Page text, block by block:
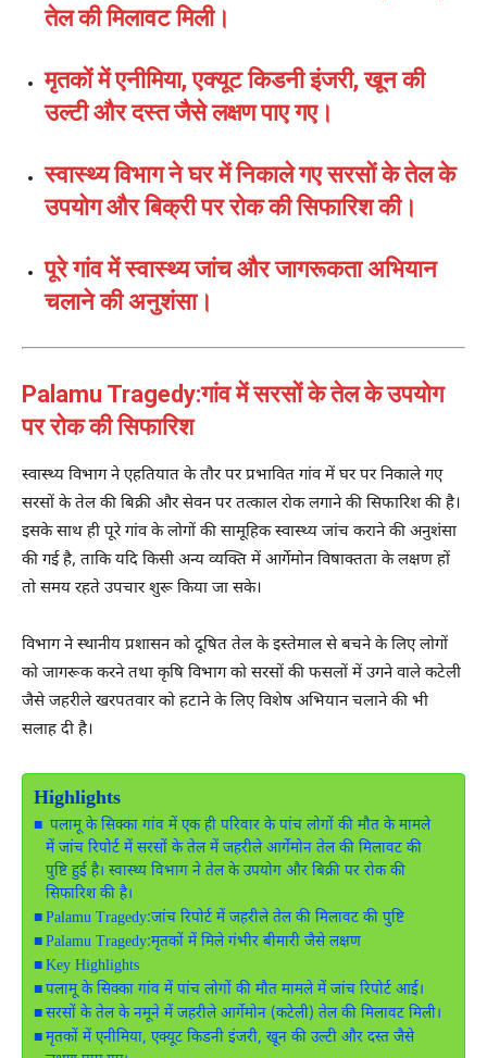
तेल की मिलावट मिली।
मृतकों में एनीमिया, एक्यूट किडनी इंजरी, खून की
उल्टी और दस्त जैसे लक्षण पाए गए।
स्वास्थ्य विभाग ने घर में निकाले गए सरसों के तेल के
उपयोग और बिक्री पर रोक की सिफारिश की।
पूरे गांव में स्वास्थ्य जांच और जागरूकता अभियान
चलाने की अनुशंसा।
Palamu Tragedy:गांव में सरसों के तेल के उपयोग
पर रोक की सिफारिश
स्वास्थ्य विभाग ने एहतियात के तौर पर प्रभावित गांव में घर पर निकाले गए
सरसों के तेल की बिक्री और सेवन पर तत्काल रोक लगाने की सिफारिश की है।
इसके साथ ही पूरे गांव के लोगों की सामूहिक स्वास्थ्य जांच कराने की अनुशंसा
की गई है, ताकि यदि किसी अन्य व्यक्ति में आर्गेमोन विषाक्तता के लक्षण हों
तो समय रहते उपचार शुरू किया जा सके।
विभाग ने स्थानीय प्रशासन को दूषित तेल के इस्तेमाल से बचने के लिए लोगों
को जागरूक करने तथा कृषि विभाग को सरसों की फसलों में उगने वाले कटेली
जैसे जहरीले खरपतवार को हटाने के लिए विशेष अभियान चलाने की भी
सलाह दी है।
Highlights
पलामू के सिक्का गांव में एक ही परिवार के पांच लोगों की मौत के मामले
में जांच रिपोर्ट में सरसों के तेल में जहरीले आर्गेमोन तेल की मिलावट की
पुष्टि हुई है। स्वास्थ्य विभाग ने तेल के उपयोग और बिक्री पर रोक की
सिफारिश की है।
Palamu Tragedy:जांच रिपोर्ट में जहरीले तेल की मिलावट की पुष्टि
Palamu Tragedy:मृतकों में मिले गंभीर बीमारी जैसे लक्षण
Key Highlights
पलामू के सिक्का गांव में पांच लोगों की मौत मामले में जांच रिपोर्ट आई।
सरसों के तेल के नमूने में जहरीले आर्गेमोन (कटेली) तेल की मिलावट मिली।
मृतकों में एनीमिया, एक्यूट किडनी इंजरी, खून की उल्टी और दस्त जैसे